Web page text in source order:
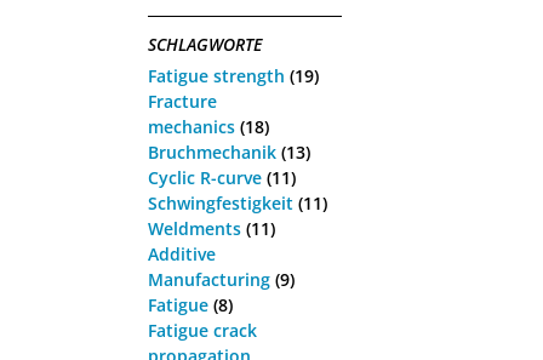
SCHLAGWORTE
Fatigue strength (19)
Fracture
mechanics (18)
Bruchmechanik (13)
Cyclic R-curve (11)
Schwingfestigkeit (11)
Weldments (11)
Additive
Manufacturing (9)
Fatigue (8)
Fatigue crack